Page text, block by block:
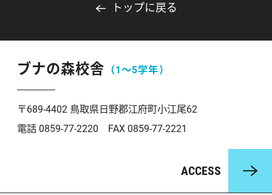
トップに戻る
ブナの森校舎 （1〜5学年）
〒689-4402 鳥取県日野郡江府町小江尾62
電話 0859-77-2220 FAX 0859-77-2221
ACCESS